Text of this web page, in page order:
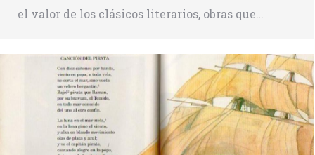
el valor de los clásicos literarios, obras que…